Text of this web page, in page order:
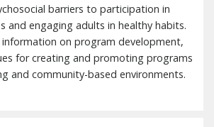
barriers to participation in
and engaging adults in healthy habits.
on program development,
for creating and promoting programs
and community-based environments.